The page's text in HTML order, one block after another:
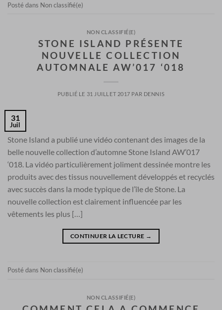
Posté dans Non classifié(e)
NON CLASSIFIÉ(E)
STONE ISLAND PRÉSENTE
NOUVELLE COLLECTION
AUTOMNALE AW’017 ‘018
PUBLIÉ LE 31 JUILLET 2017 PAR DENNIS
31
Juil
Stone Island a publié une vidéo contenant des images de la
belle nouvelle collection d’automne Stone Island AW’017
‘018. La vidéo particulièrement joliment dessinée montre les
produits avec des tissus nouvellement développés et recyclés
avec succès dans la mode typique de l’île de Stone. La
nouvelle collection est clairement influencée par les
vêtements les plus […]
CONTINUER LA LECTURE →
Posté dans Non classifié(e)
NON CLASSIFIÉ(E)